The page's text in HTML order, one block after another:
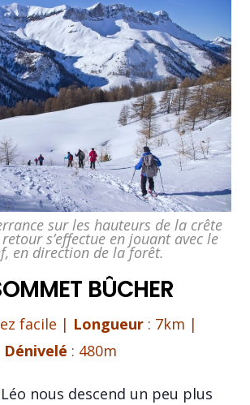
sur les hauteurs de la crête
s’effectue en jouant avec le
en direction de la forêt.
BÛCHER
facile | Longueur : 7km |
Dénivelé : 480m
nous descend un peu plus